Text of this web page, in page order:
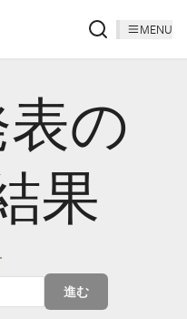
MENU
の
果
進む